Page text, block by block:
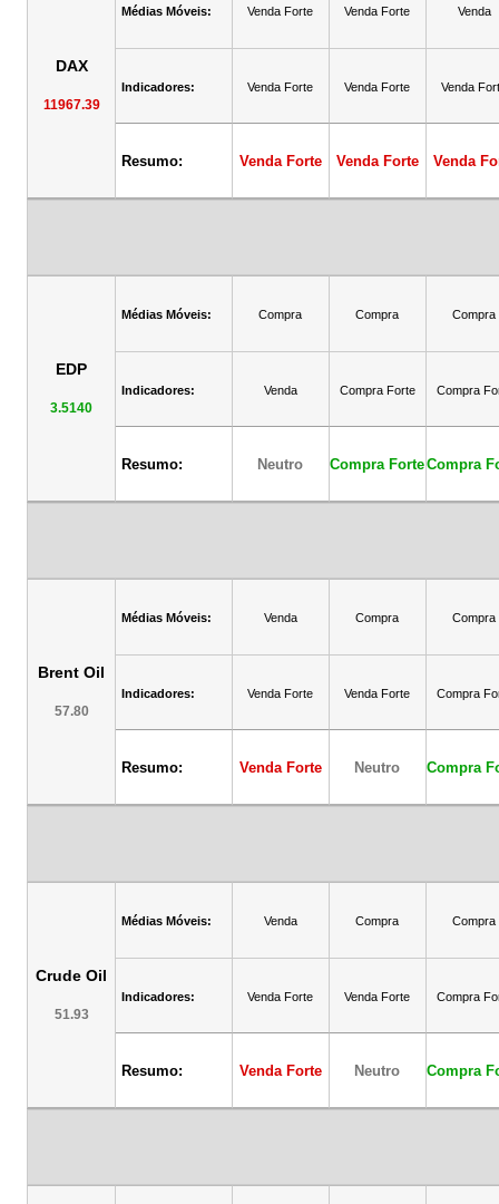
DAX
11967.39
Médias Móveis: Venda Forte Venda Forte Venda
Indicadores: Venda Forte Venda Forte Venda
Resumo: Venda Forte Venda Forte Venda
EDP
3.5140
Médias Móveis: Compra Compra Compra
Indicadores: Venda Compra Forte Compra
Resumo: Neutro Compra ForteCompra
Brent Oil
57.80
Médias Móveis: Venda Compra Compra
Indicadores: Venda Forte Venda Forte Compra
Resumo: Venda Forte Neutro Compra
Crude Oil
51.93
Médias Móveis: Venda Compra Compra
Indicadores: Venda Forte Venda Forte Compra
Resumo: Venda Forte Neutro Compra